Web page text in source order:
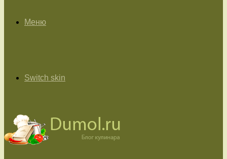
Меню
Switch skin